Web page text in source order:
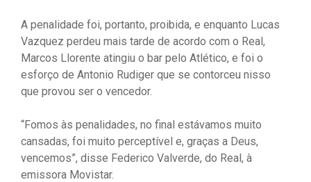
A penalidade foi, portanto, proibida, e enquanto Lucas
Vazquez perdeu mais tarde de acordo com o Real,
Marcos Llorente atingiu o bar pelo Atlético, e foi o
esforço de Antonio Rudiger que se contorceu nisso
que provou ser o vencedor.
“Fomos às penalidades, no final estávamos muito
cansadas, foi muito perceptível e, graças a Deus,
vencemos”, disse Federico Valverde, do Real, à
emissora Movistar.